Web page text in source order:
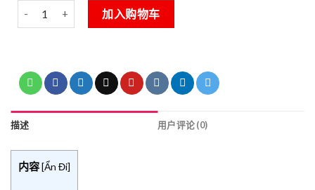
Pallet nhựa cũ 1100x1100x150mm 数量
加入购物车
描述 用户评论 (0)
内容[Ẩn Đi]